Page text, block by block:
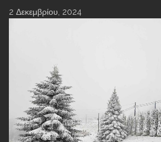
2 Δεκεμβρίου, 2024